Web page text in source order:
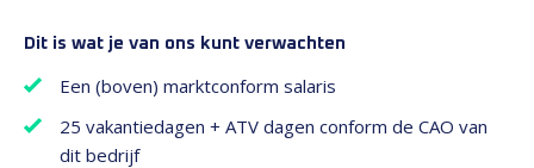
Dit is wat je van ons kunt verwachten
Een (boven) marktconform salaris
25 vakantiedagen + ATV dagen conform de CAO van
dit bedrijf